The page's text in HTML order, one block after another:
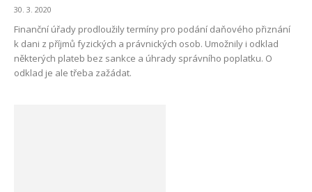
30. 3. 2020
Finanční úřady prodloužily termíny pro podání daňového přiznání
k dani z příjmů fyzických a právnických osob. Umožnily i odklad
některých plateb bez sankce a úhrady správního poplatku. O
odklad je ale třeba zažádat.